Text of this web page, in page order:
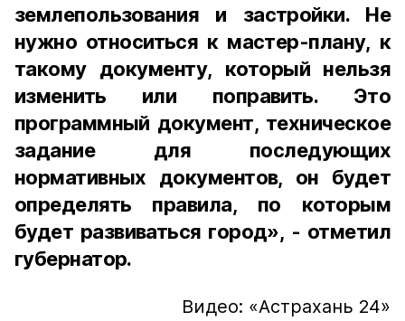
землепользования и застройки. Не
нужно относиться к мастер-плану, к
такому документу, который нельзя
изменить или поправить. Это
программный документ, техническое
задание для последующих
нормативных документов, он будет
определять правила, по которым
будет развиваться город», - отметил
губернатор.
Видео: «Астрахань 24»